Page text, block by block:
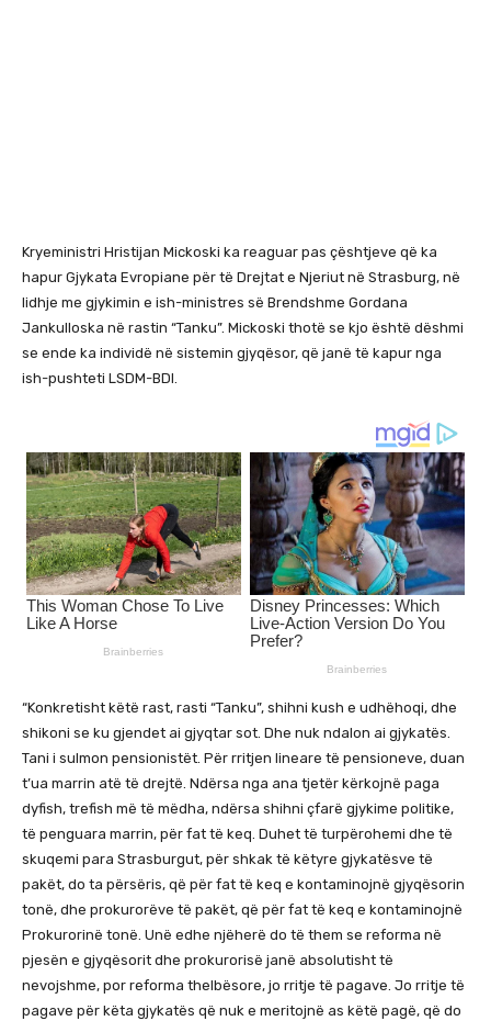
Kryeministri Hristijan Mickoski ka reaguar pas çështjeve që ka
hapur Gjykata Evropiane për të Drejtat e Njeriut në Strasburg, në
lidhje me gjykimin e ish-ministres së Brendshme Gordana
Jankulloska në rastin “Tanku”. Mickoski thotë se kjo është dëshmi
se ende ka individë në sistemin gjyqësor, që janë të kapur nga
ish-pushteti LSDM-BDI.
“Konkretisht këtë rast, rasti “Tanku”, shihni kush e udhëhoqi, dhe
shikoni se ku gjendet ai gjyqtar sot. Dhe nuk ndalon ai gjykatës.
Tani i sulmon pensionistët. Për rritjen lineare të pensioneve, duan
t’ua marrin atë të drejtë. Ndërsa nga ana tjetër kërkojnë paga
dyfish, trefish më të mëdha, ndërsa shihni çfarë gjykime politike,
të penguara marrin, për fat të keq. Duhet të turpërohemi dhe të
skuqemi para Strasburgut, për shkak të këtyre gjykatësve të
pakët, do ta përsëris, që për fat të keq e kontaminojnë gjyqësorin
tonë, dhe prokurorëve të pakët, që për fat të keq e kontaminojnë
Prokurorinë tonë. Unë edhe njëherë do të them se reforma në
pjesën e gjyqësorit dhe prokurorisë janë absolutisht të
nevojshme, por reforma thelbësore, jo rritje të pagave. Jo rritje të
pagave për këta gjykatës që nuk e meritojnë as këtë pagë, që do